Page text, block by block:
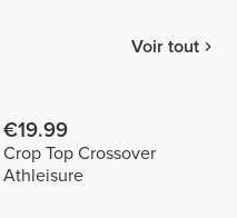
Voir tout
€19.99
Crop Top Crossover
Athleisure